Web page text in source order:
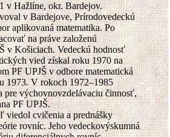
Hažlíne, okr. Bardejov.
v Bardejove, Prírodovedeckú
aplikovaná matematika. Po
na práve založenú
v Košiciach. Vedeckú hodnosť
vied získal roku 1970 na
PF UPJŠ v odbore matematická
1973. V rokoch 1972–1985
pre výchovnovzdelávaciu činnosť,
PF UPJŠ.
cvičenia a prednášky
rovníc. Jeho vedeckovýskumná